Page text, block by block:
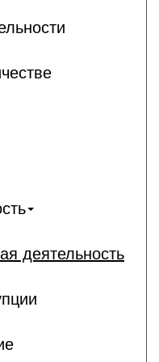
деятельность